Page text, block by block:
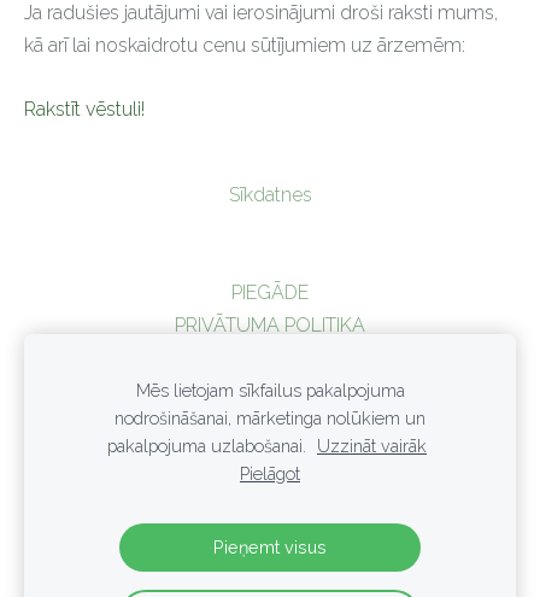
Ja radušies jautājumi vai ierosinājumi droši raksti mums,
kā arī lai noskaidrotu cenu sūtījumiem uz ārzemēm:
Rakstīt vēstuli!
Sīkdatnes
PIEGĀDE
PRIVĀTUMA POLITIKA
SADARBĪBA
KUR IEGĀDĀTIES?
© Gusto SIA
LV43603042410; Slimnīcas iela 9, Bauskas novads, Bauska, LV-
3901;veikals@gusto.lv; 26385564; 29245547
Mēs lietojam sīkfailus pakalpojuma
nodrošināšanai, mārketinga nolūkiem un
pakalpojuma uzlabošanai.
Uzzināt vairāk
Pielāgot
Pieņemt visus